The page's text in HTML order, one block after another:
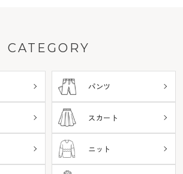
CATEGORY
パンツ
スカート
ニット